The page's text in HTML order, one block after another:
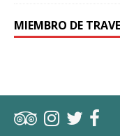
MIEMBRO DE